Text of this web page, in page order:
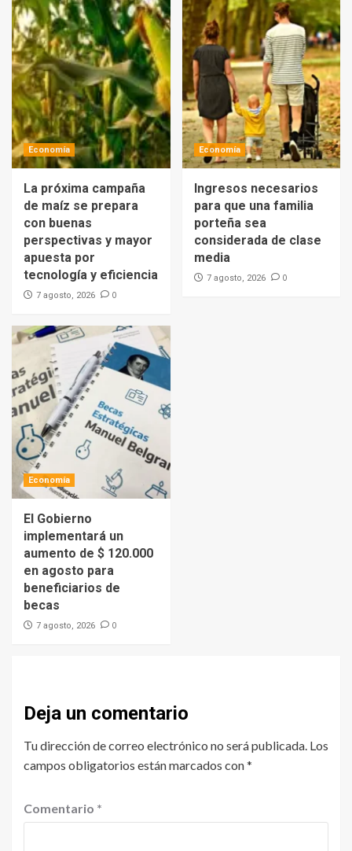
Economía
La próxima campaña
de maíz se prepara
con buenas
perspectivas y mayor
apuesta por
tecnología y eficiencia
7 agosto, 2026 0
Economía
Ingresos necesarios
para que una familia
porteña sea
considerada de clase
media
7 agosto, 2026 0
Economía
El Gobierno
implementará un
aumento de $ 120.000
en agosto para
beneficiarios de
becas
7 agosto, 2026 0
Deja un comentario
Tu dirección de correo electrónico no será publicada. Los
campos obligatorios están marcados con*
Comentario *